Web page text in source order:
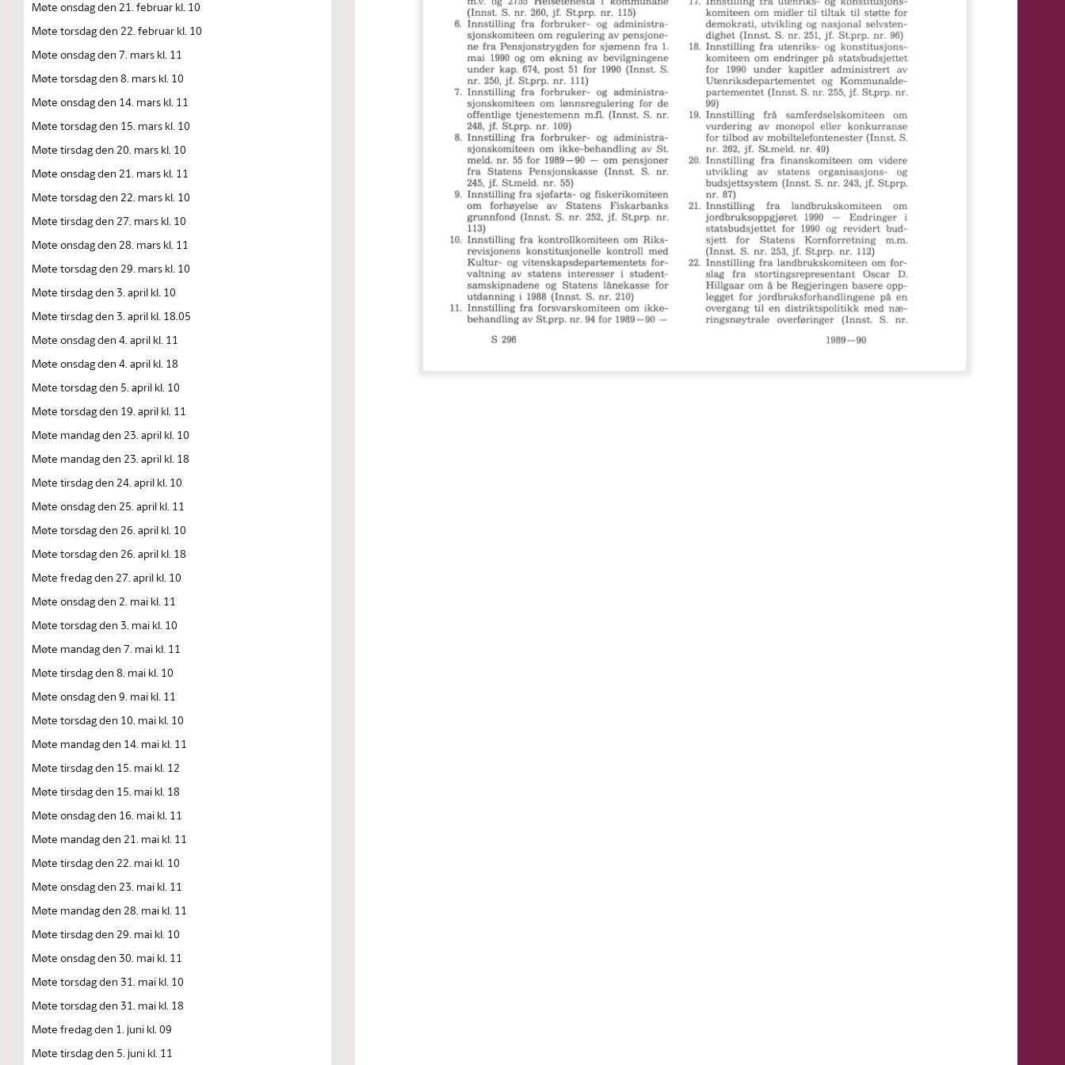
Møte onsdag den 21. februar kl. 10
Møte torsdag den 22. februar kl. 10
Møte onsdag den 7. mars kl. 11
Møte torsdag den 8. mars kl. 10
Møte onsdag den 14. mars kl. 11
Møte torsdag den 15. mars kl. 10
Møte tirsdag den 20. mars kl. 10
Møte onsdag den 21. mars kl. 11
Møte torsdag den 22. mars kl. 10
Møte tirsdag den 27. mars kl. 10
Møte onsdag den 28. mars kl. 11
Møte torsdag den 29. mars kl. 10
Møte tirsdag den 3. april kl. 10
Møte tirsdag den 3. april kl. 18.05
Møte onsdag den 4. april kl. 11
Møte onsdag den 4. april kl. 18
Møte torsdag den 5. april kl. 10
Møte torsdag den 19. april kl. 11
Møte mandag den 23. april kl. 10
Møte mandag den 23. april kl. 18
Møte tirsdag den 24. april kl. 10
Møte onsdag den 25. april kl. 11
Møte torsdag den 26. april kl. 10
Møte torsdag den 26. april kl. 18
Møte fredag den 27. april kl. 10
Møte onsdag den 2. mai kl. 11
Møte torsdag den 3. mai kl. 10
Møte mandag den 7. mai kl. 11
Møte tirsdag den 8. mai kl. 10
Møte onsdag den 9. mai kl. 11
Møte torsdag den 10. mai kl. 10
Møte mandag den 14. mai kl. 11
Møte tirsdag den 15. mai kl. 12
Møte tirsdag den 15. mai kl. 18
Møte onsdag den 16. mai kl. 11
Møte mandag den 21. mai kl. 11
Møte tirsdag den 22. mai kl. 10
Møte onsdag den 23. mai kl. 11
Møte mandag den 28. mai kl. 11
Møte tirsdag den 29. mai kl. 10
Møte onsdag den 30. mai kl. 11
Møte torsdag den 31. mai kl. 10
Møte torsdag den 31. mai kl. 18
Møte fredag den 1. juni kl. 09
Møte tirsdag den 5. juni kl. 11